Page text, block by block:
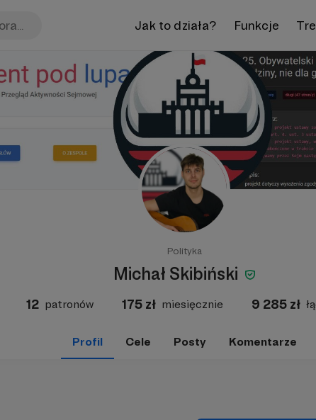
Jak to działa? Funkcje
Polityka
Michał Skibiński
12 patronów 175 zł miesięcznie 9 285 zł
Profil Cele Posty Komentarze